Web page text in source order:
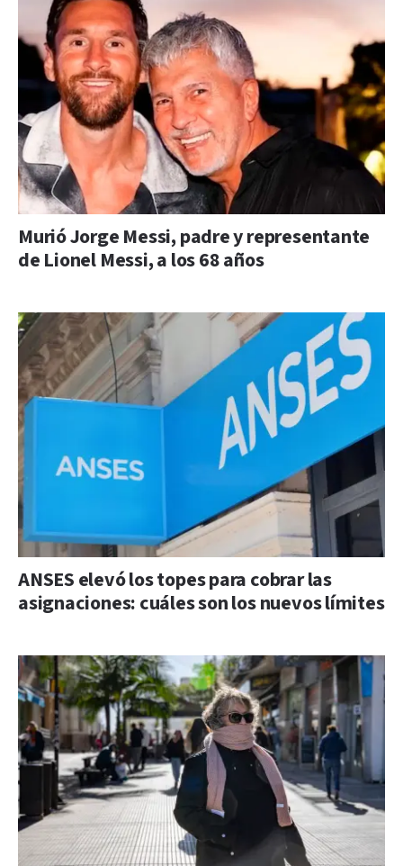
Murió Jorge Messi, padre y representante
de Lionel Messi, a los 68 años
ANSES elevó los topes para cobrar las
asignaciones: cuáles son los nuevos límites